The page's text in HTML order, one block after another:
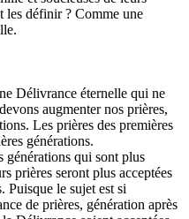
les définir ? Comme une
Délivrance éternelle qui ne
augmenter nos prières,
Les prières des premières
générations.
générations qui sont plus
prières seront plus acceptées
Puisque le sujet est si
de prières, génération après